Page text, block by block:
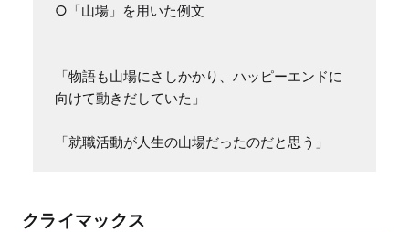
○「山場」を用いた例文
「物語も山場にさしかかり、ハッピーエンドに
向けて動きだしていた」
「就職活動が人生の山場だったのだと思う」
クライマックス